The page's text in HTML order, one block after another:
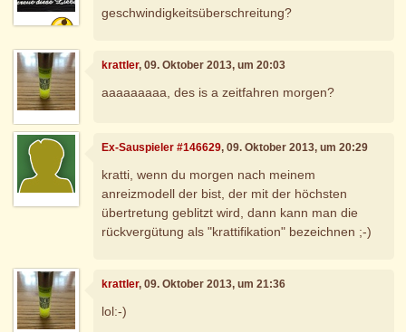
geschwindigkeitsüberschreitung?
krattler, 09. Oktober 2013, um 20:03
aaaaaaaaa, des is a zeitfahren morgen?
Ex-Sauspieler #146629, 09. Oktober 2013, um 20:29
kratti, wenn du morgen nach meinem
anreizmodell der bist, der mit der höchsten
übertretung geblitzt wird, dann kann man die
rückvergütung als "krattifikation" bezeichnen ;-)
krattler, 09. Oktober 2013, um 21:36
lol:-)